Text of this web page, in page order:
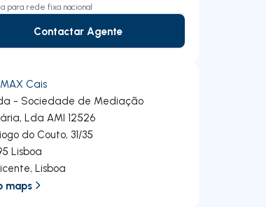
para rede fixa nacional
Contactar Agente
Contactar Agente
Cais
- Sociedade de Mediação
Lda AMI 12526
do Couto, 31/35
Lisboa
,Lisboa
maps